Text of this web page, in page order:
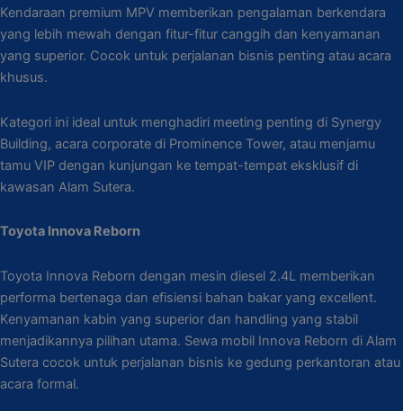
Kendaraan premium MPV memberikan pengalaman berkendara
yang lebih mewah dengan fitur-fitur canggih dan kenyamanan
yang superior. Cocok untuk perjalanan bisnis penting atau acara
khusus.
Kategori ini ideal untuk menghadiri meeting penting di Synergy
Building, acara corporate di Prominence Tower, atau menjamu
tamu VIP dengan kunjungan ke tempat-tempat eksklusif di
kawasan Alam Sutera.
Toyota Innova Reborn
Toyota Innova Reborn dengan mesin diesel 2.4L memberikan
performa bertenaga dan efisiensi bahan bakar yang excellent.
Kenyamanan kabin yang superior dan handling yang stabil
menjadikannya pilihan utama. Sewa mobil Innova Reborn di Alam
Sutera cocok untuk perjalanan bisnis ke gedung perkantoran atau
acara formal.